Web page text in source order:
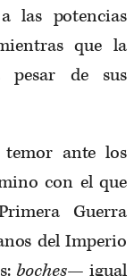
las potencias
que la
pesar de sus
ante los
con el que
Guerra
del Imperio
boches— igual